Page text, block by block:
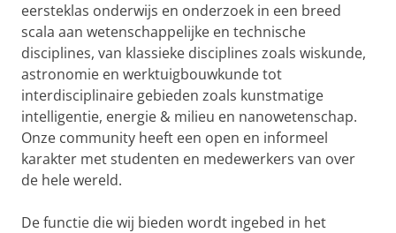
eersteklas onderwijs en onderzoek in een breed
scala aan wetenschappelijke en technische
disciplines, van klassieke disciplines zoals wiskunde,
astronomie en werktuigbouwkunde tot
interdisciplinaire gebieden zoals kunstmatige
intelligentie, energie & milieu en nanowetenschap.
Onze community heeft een open en informeel
karakter met studenten en medewerkers van over
de hele wereld.
De functie die wij bieden wordt ingebed in het